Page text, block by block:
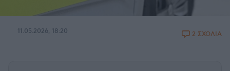
11.05.2026, 18:20 2 ΣΧΟΛΙΑ